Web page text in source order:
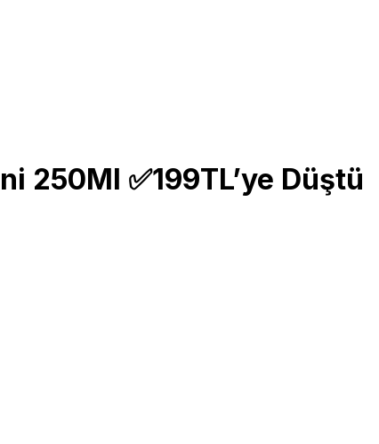
250Ml ✅199TL’ye Düştü